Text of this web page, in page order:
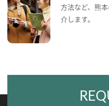
方法など、熊
介します。